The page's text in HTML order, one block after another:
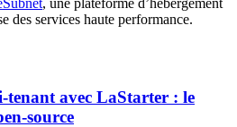
, une plateforme d’hébergement
des services haute performance.
avec LaStarter : le
source